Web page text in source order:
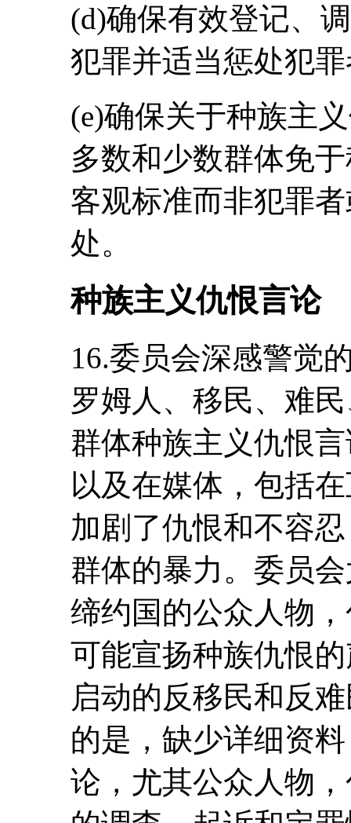
(d)确保有效登记、
犯罪并适当惩处犯
(e)确保关于种族主
多数和少数群体免
客观标准而非犯罪
处。
种族主义仇恨言论
16.委员会深感警觉
罗姆人、移民、难
群体种族主义仇恨
以及在媒体，包括
加剧了仇恨和不容
群体的暴力。委员
缔约国的公众人物
可能宣扬种族仇恨
启动的反移民和反
的是，缺少详细资
论，尤其公众人物